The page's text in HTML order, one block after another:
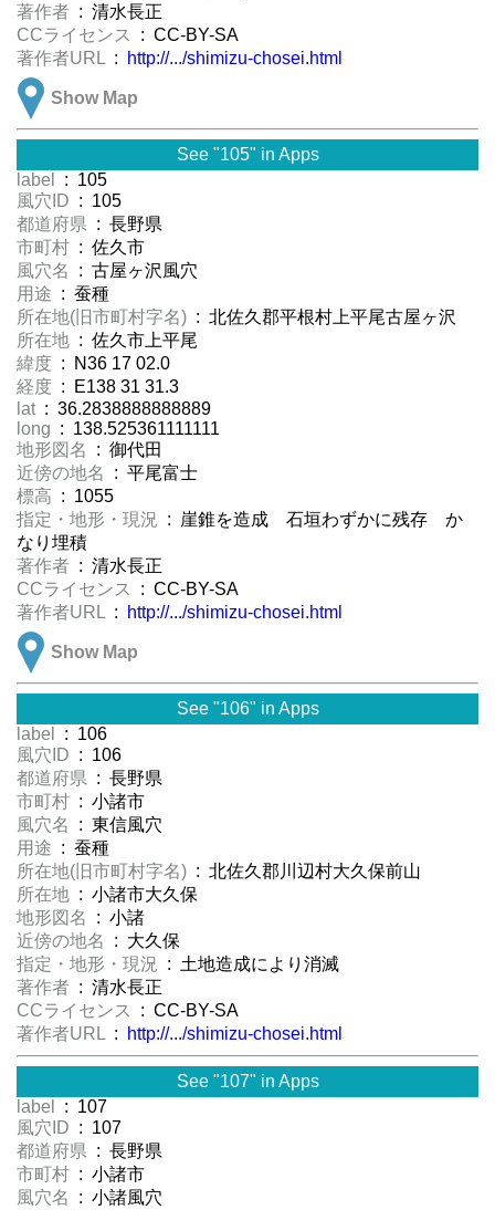
著作者 : 清水長正
CCライセンス
: CC-BY-SA
著作者URL : http://.../shimizu-chosei.html
Show Map
See "105" in Apps
label
: 105
風穴ID : 105
都道府県 : 長野県
市町村 : 佐久市
風穴名
: 古屋ヶ沢風穴
用途 : 蚕種
所在地(旧市町村字名) : 北佐久郡平根村上平尾古屋ヶ沢
所在地 : 佐久市上平尾
緯度 : N36 17 02.0
経度 : E138 31 31.3
lat : 36.2838888888889
long : 138.525361111111
地形図名
: 御代田
近傍の地名
: 平尾富士
標高 : 1055
指定・地形・現況
: 崖錐を造成 石垣わずかに残存 か
なり埋積
著作者 : 清水長正
CCライセンス
: CC-BY-SA
著作者URL : http://.../shimizu-chosei.html
Show Map
See "106" in Apps
label
: 106
風穴ID : 106
都道府県 : 長野県
市町村 : 小諸市
風穴名
: 東信風穴
用途 : 蚕種
所在地(旧市町村字名) : 北佐久郡川辺村大久保前山
所在地 : 小諸市大久保
地形図名
: 小諸
近傍の地名
: 大久保
指定・地形・現況
: 土地造成により消滅
著作者 : 清水長正
CCライセンス
: CC-BY-SA
著作者URL : http://.../shimizu-chosei.html
See "107" in Apps
label
: 107
風穴ID : 107
都道府県 : 長野県
市町村 : 小諸市
風穴名
: 小諸風穴